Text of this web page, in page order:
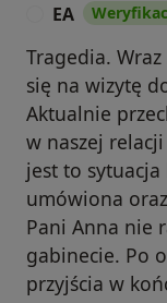
EA
Tragedia.
się na wizytę
Aktualnie
w naszej
jest to sytuacja
umówiona
Pani Anna nie
gabinecie. Po
przyjścia w